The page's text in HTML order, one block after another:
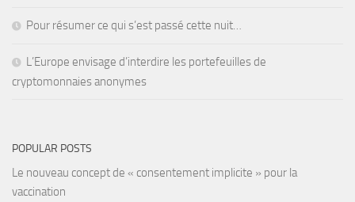
Pour résumer ce qui s’est passé cette nuit…
L’Europe envisage d’interdire les portefeuilles de
cryptomonnaies anonymes
POPULAR POSTS
Le nouveau concept de « consentement implicite » pour la
vaccination